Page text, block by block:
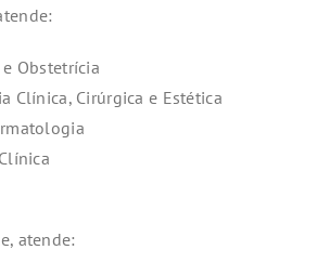
Obstetrícia
Clínica, Cirúrgica e Estética
atende: